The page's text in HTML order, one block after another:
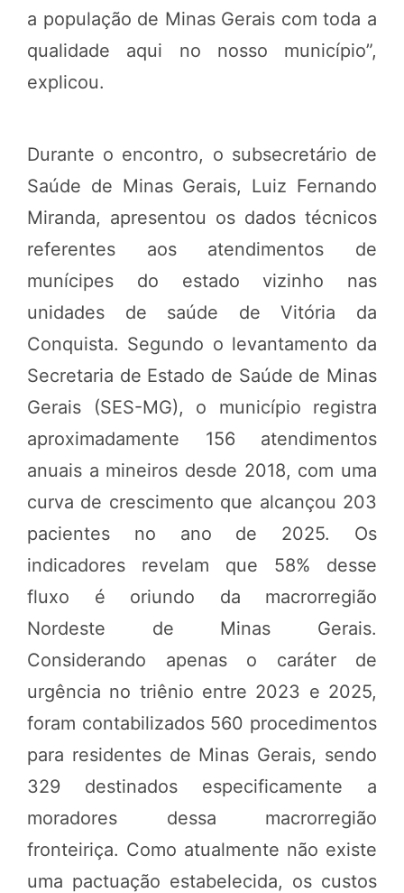
a população de Minas Gerais com toda a
qualidade aqui no nosso município”,
explicou.
Durante o encontro, o subsecretário de
Saúde de Minas Gerais, Luiz Fernando
Miranda, apresentou os dados técnicos
referentes aos atendimentos de
munícipes do estado vizinho nas
unidades de saúde de Vitória da
Conquista. Segundo o levantamento da
Secretaria de Estado de Saúde de Minas
Gerais (SES-MG), o município registra
aproximadamente 156 atendimentos
anuais a mineiros desde 2018, com uma
curva de crescimento que alcançou 203
pacientes no ano de 2025. Os
indicadores revelam que 58% desse
fluxo é oriundo da macrorregião
Nordeste de Minas Gerais.
Considerando apenas o caráter de
urgência no triênio entre 2023 e 2025,
foram contabilizados 560 procedimentos
para residentes de Minas Gerais, sendo
329 destinados especificamente a
moradores dessa macrorregião
fronteiriça. Como atualmente não existe
uma pactuação estabelecida, os custos